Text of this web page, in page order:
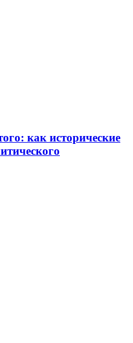
как исторические